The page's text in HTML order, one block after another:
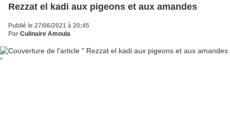
Rezzat el kadi aux pigeons et aux amandes
Publié le 27/06/2021 à 20:45
Par Culinaire Amoula